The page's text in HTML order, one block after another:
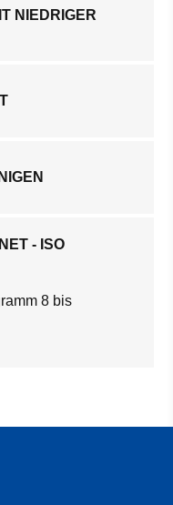
NIEDRIGER
- ISO
8 bis